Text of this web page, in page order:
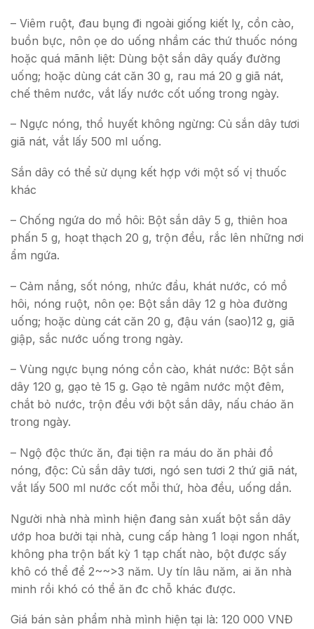
– Viêm ruột, đau bụng đi ngoài giống kiết lỵ, cồn cào,
buồn bực, nôn ọe do uống nhầm các thứ thuốc nóng
hoặc quá mãnh liệt: Dùng bột sắn dây quấy đường
uống; hoặc dùng cát căn 30 g, rau má 20 g giã nát,
chế thêm nước, vắt lấy nước cốt uống trong ngày.
– Ngực nóng, thổ huyết không ngừng: Củ sắn dây tươi
giã nát, vắt lấy 500 ml uống.
Sắn dây có thể sử dụng kết hợp với một số vị thuốc
khác
– Chống ngứa do mồ hôi: Bột sắn dây 5 g, thiên hoa
phấn 5 g, hoạt thạch 20 g, trộn đều, rắc lên những nơi
ẩm ngứa.
– Cảm nắng, sốt nóng, nhức đầu, khát nước, có mồ
hôi, nóng ruột, nôn ọe: Bột sắn dây 12 g hòa đường
uống; hoặc dùng cát căn 20 g, đậu ván (sao)12 g, giã
giập, sắc nước uống trong ngày.
– Vùng ngực bụng nóng cồn cào, khát nước: Bột sắn
dây 120 g, gạo tẻ 15 g. Gạo tẻ ngâm nước một đêm,
chắt bỏ nước, trộn đều với bột sắn dây, nấu cháo ăn
trong ngày.
– Ngộ độc thức ăn, đại tiện ra máu do ăn phải đồ
nóng, độc: Củ sắn dây tươi, ngó sen tươi 2 thứ giã nát,
vắt lấy 500 ml nước cốt mỗi thứ, hòa đều, uống dần.
Người nhà nhà mình hiện đang sản xuất bột sắn dây
ướp hoa bưởi tại nhà, cung cấp hàng 1 loại ngon nhất,
không pha trộn bất kỳ 1 tạp chất nào, bột được sấy
khô có thể để 2~~>3 năm. Uy tín lâu năm, ai ăn nhà
minh rồi khó có thể ăn đc chỗ khác được.
Giá bán sản phẩm nhà mình hiện tại là: 120 000 VNĐ